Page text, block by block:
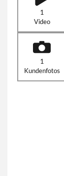
1
Video
1
Kundenfotos